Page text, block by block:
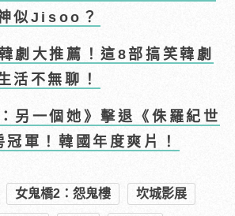
似Jisoo？
劇大推薦！這8部搞笑韓劇
活不無聊！
另一個她》擊退《侏羅紀世
軍！韓國年度爽片！
女鬼橋2：怨鬼樓 坎城影展